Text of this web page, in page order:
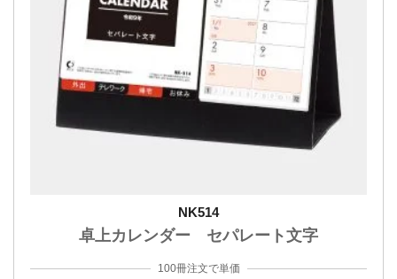
NK514
卓上カレンダー セパレート文字
100冊注文で単価